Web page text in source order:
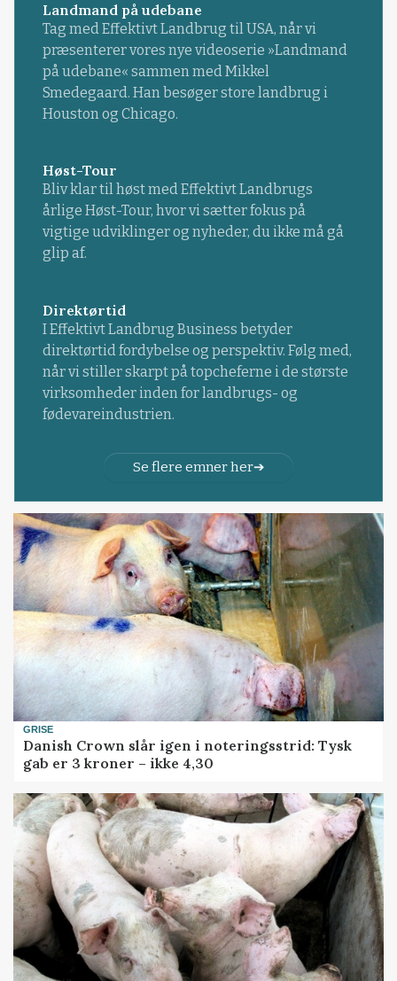
Landmand på udebane
Tag med Effektivt Landbrug til USA, når vi
præsenterer vores nye videoserie »Landmand
på udebane« sammen med Mikkel
Smedegaard. Han besøger store landbrug i
Houston og Chicago.
Høst-Tour
Bliv klar til høst med Effektivt Landbrugs
årlige Høst-Tour, hvor vi sætter fokus på
vigtige udviklinger og nyheder, du ikke må gå
glip af.
Direktørtid
I Effektivt Landbrug Business betyder
direktørtid fordybelse og perspektiv. Følg med,
når vi stiller skarpt på topcheferne i de største
virksomheder inden for landbrugs- og
fødevareindustrien.
Se flere emner her
GRISE
Danish Crown slår igen i noteringsstrid: Tysk
gab er 3 kroner – ikke 4,30